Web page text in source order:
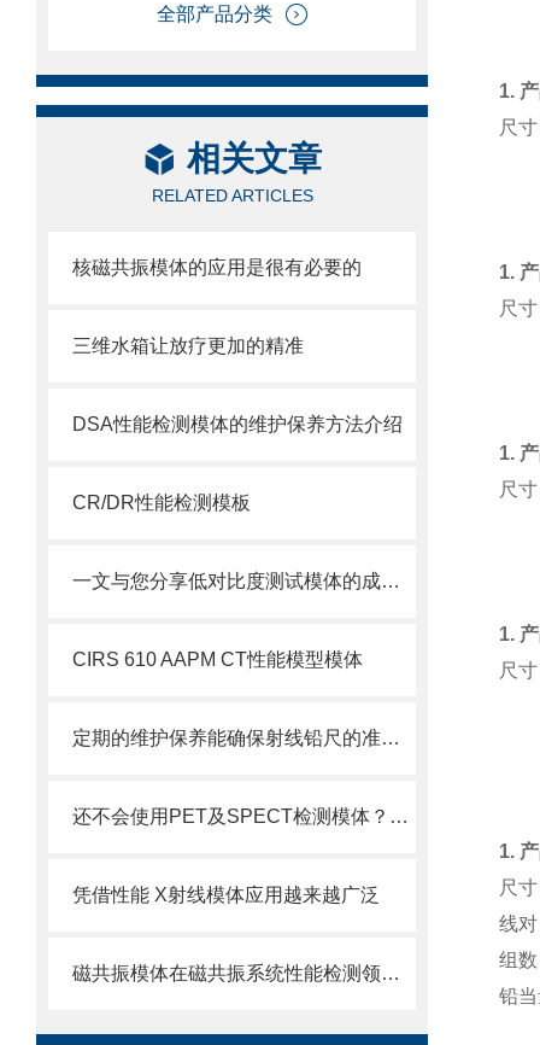
全部产品分类
相关文章
RELATED ARTICLES
核磁共振模体的应用是很有必要的
三维水箱让放疗更加的精准
DSA性能检测模体的维护保养方法介绍
CR/DR性能检测模板
一文与您分享低对比度测试模体的成像原理
CIRS 610 AAPM CT性能模型模体
定期的维护保养能确保射线铅尺的准确性
还不会使用PET及SPECT检测模体？进来看
凭借性能 X射线模体应用越来越广泛
磁共振模体在磁共振系统性能检测领域中的重要作用
1.
尺
1.
尺
1.
尺
1.
尺
1.
尺
线
组
铅